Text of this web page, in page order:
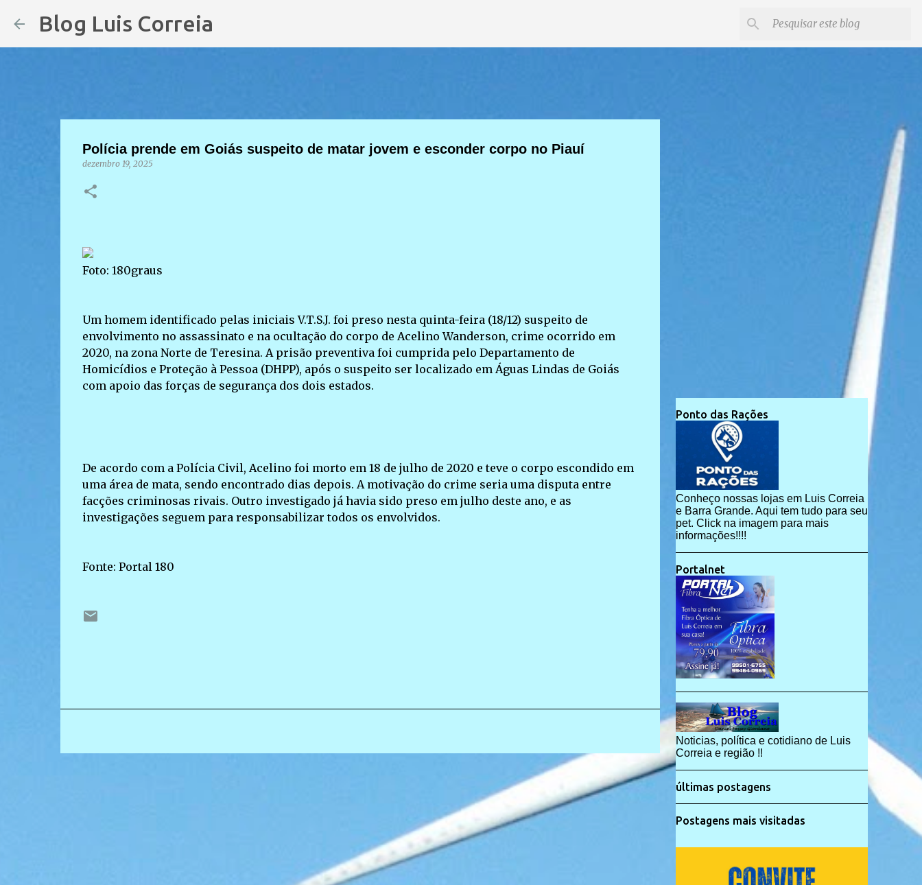
Blog Luis Correia
Polícia prende em Goiás suspeito de matar jovem e esconder corpo no Piauí
dezembro 19, 2025
Foto: 180graus
Um homem identificado pelas iniciais V.T.S.J. foi preso nesta quinta-feira (18/12) suspeito de
envolvimento no assassinato e na ocultação do corpo de Acelino Wanderson, crime ocorrido em
2020, na zona Norte de Teresina. A prisão preventiva foi cumprida pelo Departamento de
Homicídios e Proteção à Pessoa (DHPP), após o suspeito ser localizado em Águas Lindas de Goiás
com apoio das forças de segurança dos dois estados.
De acordo com a Polícia Civil, Acelino foi morto em 18 de julho de 2020 e teve o corpo escondido em
uma área de mata, sendo encontrado dias depois. A motivação do crime seria uma disputa entre
facções criminosas rivais. Outro investigado já havia sido preso em julho deste ano, e as
investigações seguem para responsabilizar todos os envolvidos.
Fonte: Portal 180
Ponto das Rações
Conheço nossas lojas em Luis Correia
e Barra Grande. Aqui tem tudo para seu
pet. Click na imagem para mais
informações!!!!
Portalnet
Noticias, política e cotidiano de Luis
Correia e região !!
últimas postagens
Postagens mais visitadas